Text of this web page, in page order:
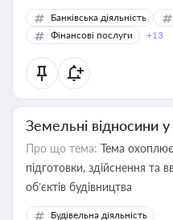
Банківська діяльність
Фінансові послуги
+13
Земельні відносини у
Про що тема: Тема
підготовки, здійснення та
об’єктів будівництва
Будівельна діяльність